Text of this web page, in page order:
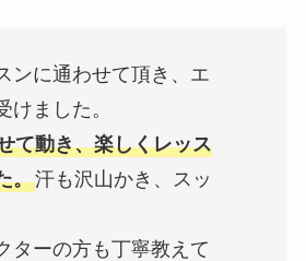
ンに通わせて頂き、エ
けました。
て動き、楽しくレッス
。汗も沢山かき、スッ
ターの方も丁寧教えて